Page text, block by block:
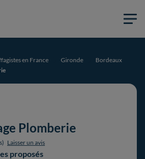
en France Gironde
Bordeaux
Plomberie
Laisser un avis
proposés